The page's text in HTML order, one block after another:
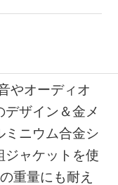
やオーディオ
デザイン＆金メ
ミニウム合金シ
ジャケットを使
重量にも耐え